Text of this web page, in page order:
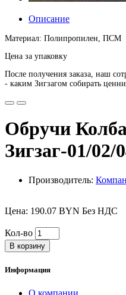
Описание
Материал: Полипропилен, ПСМ
Цена за упаковку
После получения заказа, наш
- каким Зигзагом собирать
Обручи
Зигзаг-01/02/
Производитель:
Цена: 190.07 BYN Без НДС
Кол-во
В корзину
Информация